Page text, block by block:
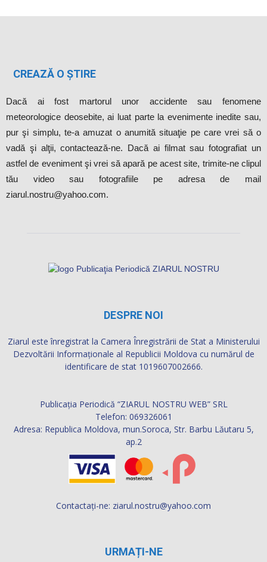
CREAZĂ O ȘTIRE
Dacă ai fost martorul unor accidente sau fenomene
meteorologice deosebite, ai luat parte la evenimente inedite sau,
pur şi simplu, te-a amuzat o anumită situaţie pe care vrei să o
vadă şi alţii, contactează-ne. Dacă ai filmat sau fotografiat un
astfel de eveniment şi vrei să apară pe acest site, trimite-ne clipul
tău video sau fotografiile pe adresa de mail
ziarul.nostru@yahoo.com.
DESPRE NOI
Ziarul este înregistrat la Camera Înregistrării de Stat a Ministerului
Dezvoltării Informaţionale al Republicii Moldova cu numărul de
identificare de stat 1019607002666.
Publicația Periodică “ZIARUL NOSTRU WEB” SRL
Telefon: 069326061
Adresa: Republica Moldova, mun.Soroca, Str. Barbu Lăutaru 5,
ap.2
Contactați-ne: ziarul.nostru@yahoo.com
URMAȚI-NE